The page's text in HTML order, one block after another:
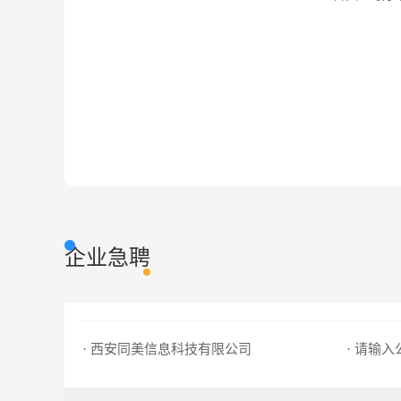
企业急聘
· 西安同美信息科技有限公司 · 请输入